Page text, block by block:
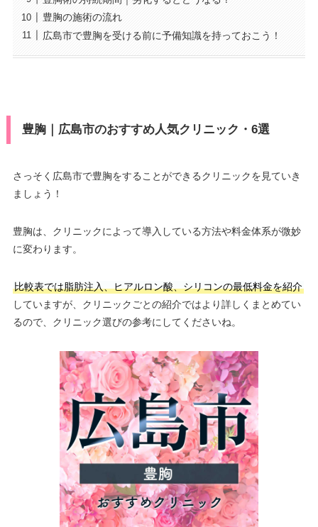
豊胸の施術の流れ
広島市で豊胸を受ける前に予備知識を持っておこう！
豊胸｜広島市のおすすめ人気クリニック・6選
さっそく広島市で豊胸をすることができるクリニックを見ていき
ましょう！
豊胸は、クリニックによって導入している方法や料金体系が微妙
に変わります。
比較表では脂肪注入、ヒアルロン酸、シリコンの最低料金を紹介
していますが、クリニックごとの紹介ではより詳しくまとめてい
るので、クリニック選びの参考にしてくださいね。